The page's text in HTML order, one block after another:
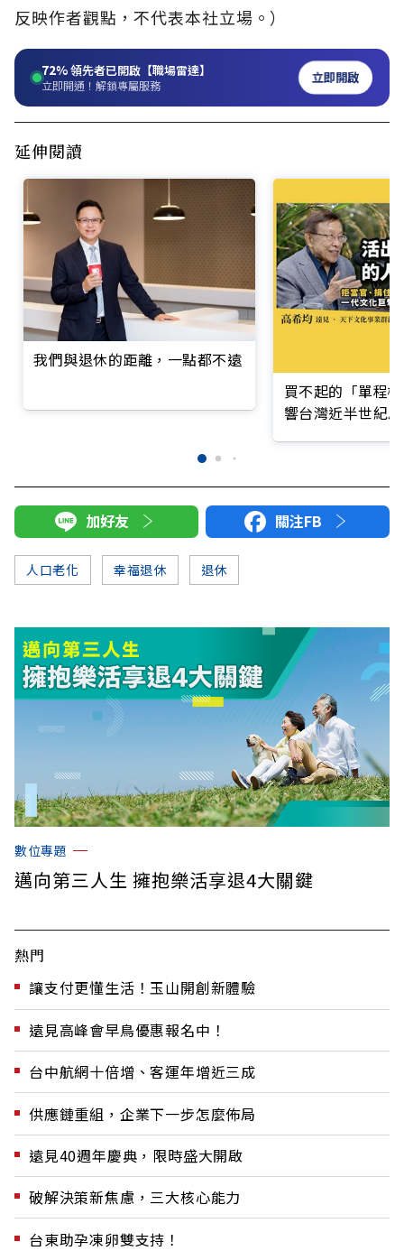
反映作者觀點，不代表本社立場。）
72%領先者已開啟【職場雷達】
立即開通！解鎖專屬服務 立即開啟
延伸閱讀
我們與退休的距離，一點都不遠
買不起的「單程
響台灣近半世紀
加好友 關注FB
人口老化 幸福退休 退休
數位專題
邁向第三人生 擁抱樂活享退4大關鍵
熱門
讓支付更懂生活！玉山開創新體驗
遠見高峰會早鳥優惠報名中！
台中航網十倍增、客運年增近三成
供應鏈重組，企業下一步怎麼佈局
遠見40週年慶典，限時盛大開啟
破解決策新焦慮，三大核心能力
台東助孕凍卵雙支持！